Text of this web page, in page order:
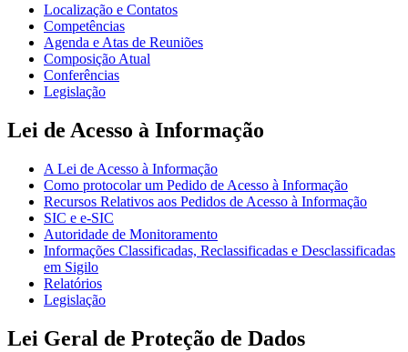
Localização e Contatos
Competências
Agenda e Atas de Reuniões
Composição Atual
Conferências
Legislação
Lei de Acesso à Informação
A Lei de Acesso à Informação
Como protocolar um Pedido de Acesso à Informação
Recursos Relativos aos Pedidos de Acesso à Informação
SIC e e-SIC
Autoridade de Monitoramento
Informações Classificadas, Reclassificadas e Desclassificadas
em Sigilo
Relatórios
Legislação
Lei Geral de Proteção de Dados